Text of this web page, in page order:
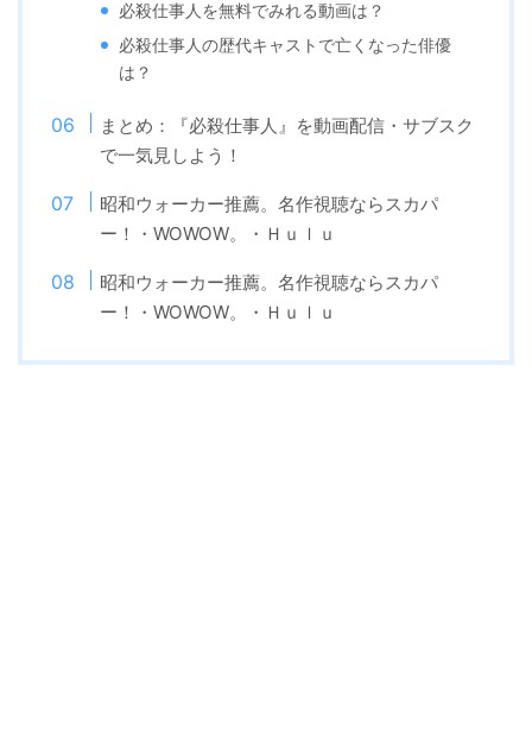
必殺仕事人を無料でみれる動画は？
必殺仕事人の歴代キャストで亡くなった俳優
は？
まとめ：『必殺仕事人』を動画配信・サブスク
で一気見しよう！
昭和ウォーカー推薦。名作視聴ならスカパ
ー！・WOWOW。・Ｈｕｌｕ
昭和ウォーカー推薦。名作視聴ならスカパ
ー！・WOWOW。・Ｈｕｌｕ